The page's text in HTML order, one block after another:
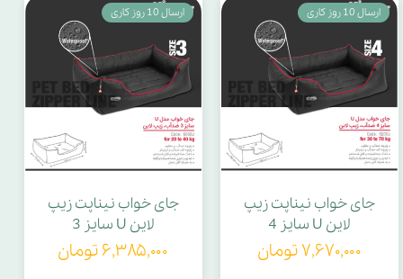
جای خواب نیناپت زیپ
لاین U سایز 4
۷,۶۷۰,۰۰۰ تومان
ارسال 10 روز کاری
جای خواب نیناپت زیپ
لاین U سایز 3
۶,۳۸۵,۰۰۰ تومان
ارسال 10 روز کاری